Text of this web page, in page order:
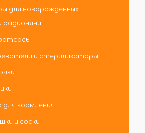
для новорожденных
радионяни
и стерилизаторы
для кормления
и соски